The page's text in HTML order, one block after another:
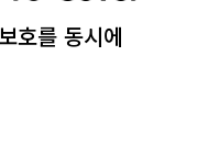
호를 동시에